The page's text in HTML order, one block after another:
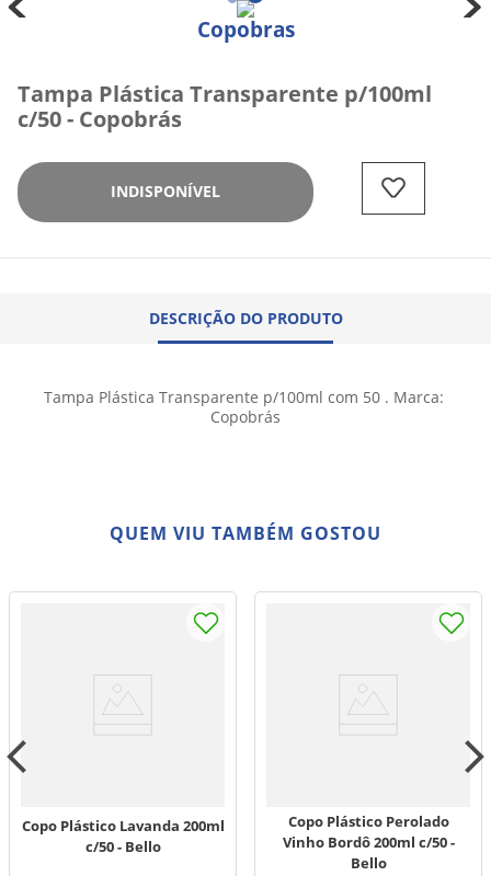
Copobras
Tampa Plástica Transparente p/100ml
c/50 - Copobrás
INDISPONÍVEL
DESCRIÇÃO DO PRODUTO
Tampa Plástica Transparente p/100ml com 50 . Marca:
Copobrás
QUEM VIU TAMBÉM GOSTOU
Copo Plástico Lavanda 200ml
c/50 - Bello
Copo Plástico Perolado
Vinho Bordô 200ml c/50 -
Bello